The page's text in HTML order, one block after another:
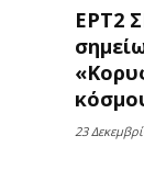
ΕΡΤ2
23